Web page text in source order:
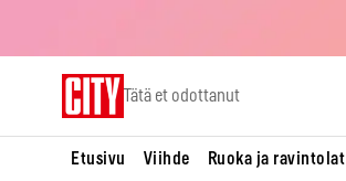
Tätä et odottanut
Etusivu Viihde Ruoka ja ravintolat